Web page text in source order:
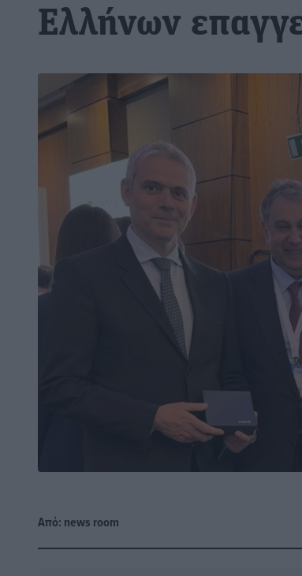
Ελλήνων
Από: news room